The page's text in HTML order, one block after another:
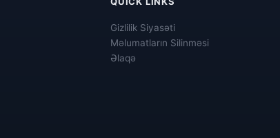
Gizlilik Siyasəti
Məlumatların Silinməsi
Əlaqə